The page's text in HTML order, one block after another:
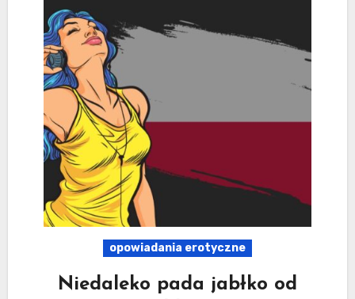
opowiadania erotyczne
Niedaleko pada jabłko od